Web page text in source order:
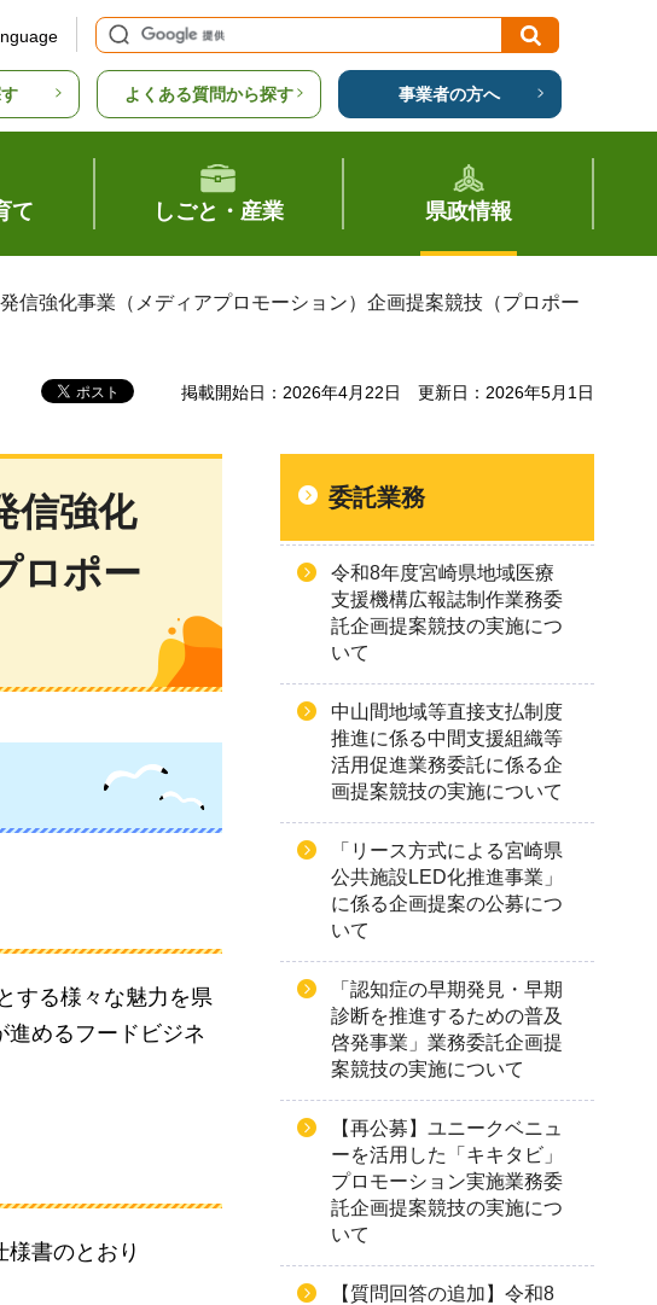
よくある質問から探す 事業者の方へ
て しごと・産業 県政情報
信強化事業（メディアプロモーション）企画提案競技（プロポー
掲載開始日：2026年4月22日 更新日：2026年5月1日
信強化
ロポー
する様々な魅力を県
めるフードビジネ
書のとおり
委託業務
令和8年度宮崎県地域医療
支援機構広報誌制作業務委
託企画提案競技の実施につ
いて
中山間地域等直接支払制度
推進に係る中間支援組織等
活用促進業務委託に係る企
画提案競技の実施について
「リース方式による宮崎県
公共施設LED化推進事業」
に係る企画提案の公募につ
いて
「認知症の早期発見・早期
診断を推進するための普及
啓発事業」業務委託企画提
案競技の実施について
【再公募】ユニークベニュ
ーを活用した「キキタビ」
プロモーション実施業務委
託企画提案競技の実施につ
いて
【質問回答の追加】令和8